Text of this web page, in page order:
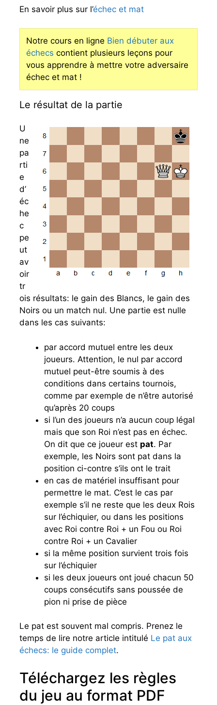
En savoir plus sur l’échec et mat
Notre cours en ligne Bien débuter aux
échecs contient plusieurs leçons pour
vous apprendre à mettre votre adversaire
échec et mat !
Le résultat de la partie
U
ne
pa
rti
e
d’
éc
he
c
pe
ut
av
oir
tr
ois résultats: le gain des Blancs, le gain des
Noirs ou un match nul. Une partie est nulle
dans les cas suivants:
par accord mutuel entre les deux
joueurs. Attention, le nul par accord
mutuel peut-être soumis à des
conditions dans certains tournois,
comme par exemple de n’être autorisé
qu’après 20 coups
si l’un des joueurs n’a aucun coup légal
mais que son Roi n’est pas en échec.
On dit que ce joueur est pat. Par
exemple, les Noirs sont pat dans la
position ci-contre s’ils ont le trait
en cas de matériel insuffisant pour
permettre le mat. C’est le cas par
exemple s’il ne reste que les deux Rois
sur l’échiquier, ou dans les positions
avec Roi contre Roi + un Fou ou Roi
contre Roi + un Cavalier
si la même position survient trois fois
sur l’échiquier
si les deux joueurs ont joué chacun 50
coups consécutifs sans poussée de
pion ni prise de pièce
Le pat est souvent mal compris. Prenez le
temps de lire notre article intitulé Le pat aux
échecs: le guide complet.
Téléchargez les règles
du jeu au format PDF